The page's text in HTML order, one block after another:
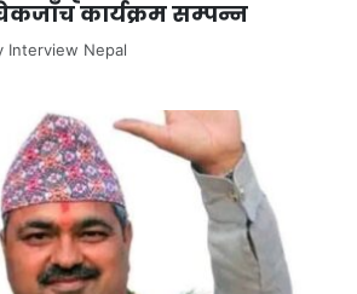
कार्यक्रम सम्पन्न
Interview Nepal